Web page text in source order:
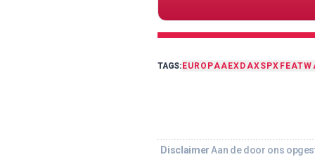
TAGS: EUROPAAEX DAXSPX FEAT
Disclaimer Aan de door ons